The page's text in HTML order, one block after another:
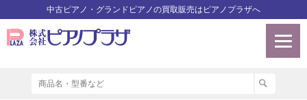
中古ピアノ・グランドピアノの買取販売はピアノプラザへ